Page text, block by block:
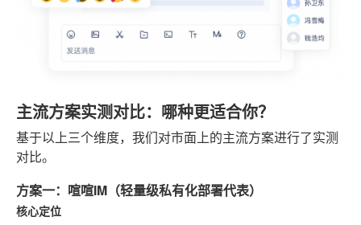
主流方案实测对比：哪种更适合你？
基于以上三个维度，我们对市面上的主流方案进行了实测
对比。
方案一：喧喧IM（轻量级私有化部署代表）
核心定位